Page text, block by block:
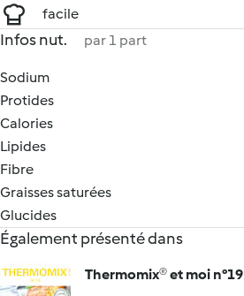
facile
Infos nut. par 1 part
Sodium
Protides
Calories
Lipides
Fibre
Graisses saturées
Glucides
Également présenté dans
Thermomix® et moi n°19